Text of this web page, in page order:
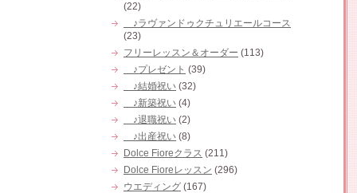
(22)
♪ラヴァンドゥクチュリエールコース
(23)
フリーレッスン＆オーダー (113)
♪プレゼント (39)
♪結婚祝い (32)
♪新築祝い (4)
♪退職祝い (2)
♪出産祝い (8)
Dolce Fioreクラス (211)
Dolce Fioreレッスン (296)
ウエディング (167)